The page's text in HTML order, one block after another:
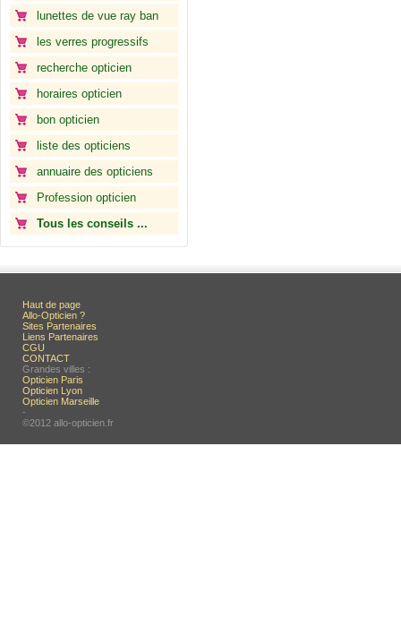
lunettes de vue ray ban
les verres progressifs
recherche opticien
horaires opticien
bon opticien
liste des opticiens
annuaire des opticiens
Profession opticien
Tous les conseils ...
Haut de page
Allo-Opticien ?
Sites Partenaires
Liens Partenaires
CGU
CONTACT
Grandes villes :
Opticien Paris
Opticien Lyon
Opticien Marseille
-
©2012 allo-opticien.fr